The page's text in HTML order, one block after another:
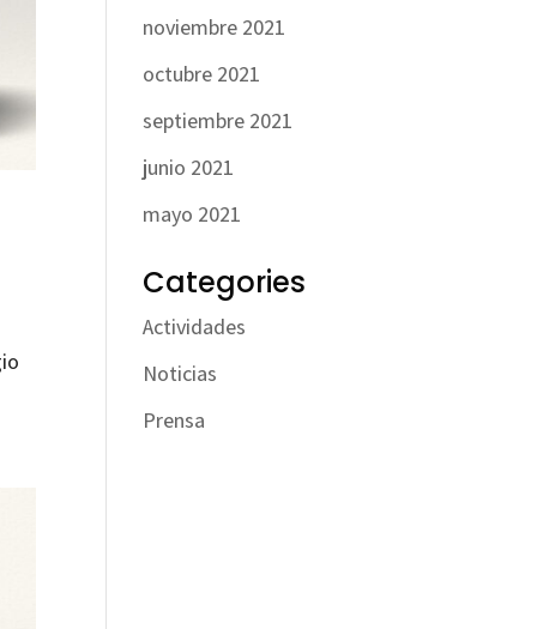
noviembre 2021
octubre 2021
septiembre 2021
junio 2021
mayo 2021
Categories
Actividades
Noticias
Prensa